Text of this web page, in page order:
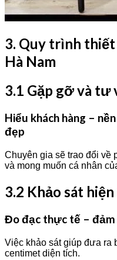
3. Quy trình
Hà Nam
3.1 Gặp gỡ và tư
Hiểu khách hàng –
đẹp
Chuyên gia sẽ trao đổi về
và mong muốn cá nhân
3.2 Khảo sát
Đo đạc thực tế – đảm
Việc khảo sát giúp đưa ra
centimet diện tích.